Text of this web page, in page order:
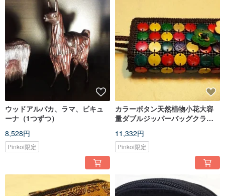
ウッドアルパカ、ラマ、ビキュ
ーナ（1つずつ）
8,528円
Pinkoi限定
カラーボタン天然植物小花大容
量ダブルジッパーバッグクラッ
11,332円
Pinkoi限定